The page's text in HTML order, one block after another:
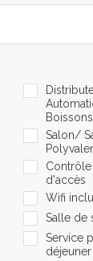
Boissons
Salon/
Contrôle
d'accès
Wifi
Salle de
Service
déjeuner